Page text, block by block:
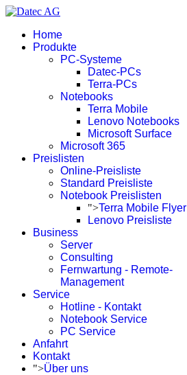
Home
Produkte
PC-Systeme
Datec-PCs
Terra-PCs
Notebooks
Terra Mobile
Lenovo Notebooks
Microsoft Surface
Microsoft 365
Preislisten
Online-Preisliste
Standard Preisliste
Notebook Preislisten
">Terra Mobile Flyer
Lenovo Preisliste
Business
Server
Consulting
Fernwartung - Remote-
Management
Service
Hotline - Kontakt
Notebook Service
PC Service
Anfahrt
Kontakt
">Über uns